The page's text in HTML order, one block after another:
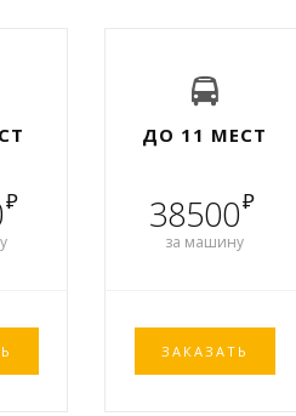
₽
ДО 11 МЕСТ
38500₽
за машину
ЗАКАЗАТЬ